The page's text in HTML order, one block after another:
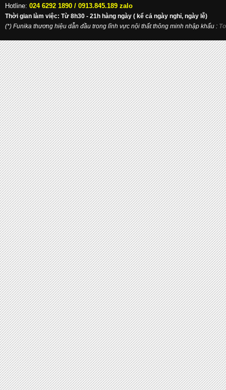
Hotline: 024 6292 1890 / 0913.845.189 zalo
Thời gian làm việc: Từ 8h30 - 21h hàng ngày ( kể cả ngày nghỉ, ngày lễ)
(*) Funika thương hiệu dẫn đầu trong lĩnh vực nội thất thông minh nhập khẩu :